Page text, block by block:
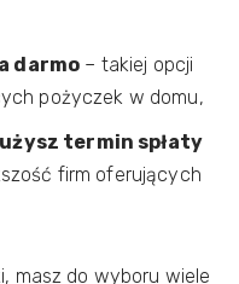
darmo – takiej opcji
pożyczek w domu,
termin spłaty
firm oferujących
masz do wyboru wiele